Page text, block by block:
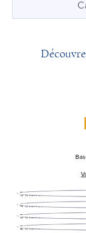
5étoiles
4étoiles
3étoiles
2étoiles